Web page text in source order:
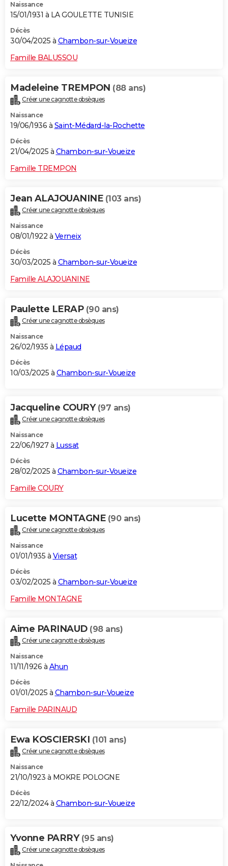
Naissance
15/01/1931 à LA GOULETTE TUNISIE
Décès
30/04/2025 à Chambon-sur-Voueize
Famille BALUSSOU
Madeleine TREMPON (88 ans)
Créer une cagnotte obsèques
Naissance
19/06/1936 à Saint-Médard-la-Rochette
Décès
21/04/2025 à Chambon-sur-Voueize
Famille TREMPON
Jean ALAJOUANINE (103 ans)
Créer une cagnotte obsèques
Naissance
08/01/1922 à Verneix
Décès
30/03/2025 à Chambon-sur-Voueize
Famille ALAJOUANINE
Paulette LERAP (90 ans)
Créer une cagnotte obsèques
Naissance
26/02/1935 à Lépaud
Décès
10/03/2025 à Chambon-sur-Voueize
Jacqueline COURY (97 ans)
Créer une cagnotte obsèques
Naissance
22/06/1927 à Lussat
Décès
28/02/2025 à Chambon-sur-Voueize
Famille COURY
Lucette MONTAGNE (90 ans)
Créer une cagnotte obsèques
Naissance
01/01/1935 à Viersat
Décès
03/02/2025 à Chambon-sur-Voueize
Famille MONTAGNE
Aime PARINAUD (98 ans)
Créer une cagnotte obsèques
Naissance
11/11/1926 à Ahun
Décès
01/01/2025 à Chambon-sur-Voueize
Famille PARINAUD
Ewa KOSCIERSKI (101 ans)
Créer une cagnotte obsèques
Naissance
21/10/1923 à MOKRE POLOGNE
Décès
22/12/2024 à Chambon-sur-Voueize
Yvonne PARRY (95 ans)
Créer une cagnotte obsèques